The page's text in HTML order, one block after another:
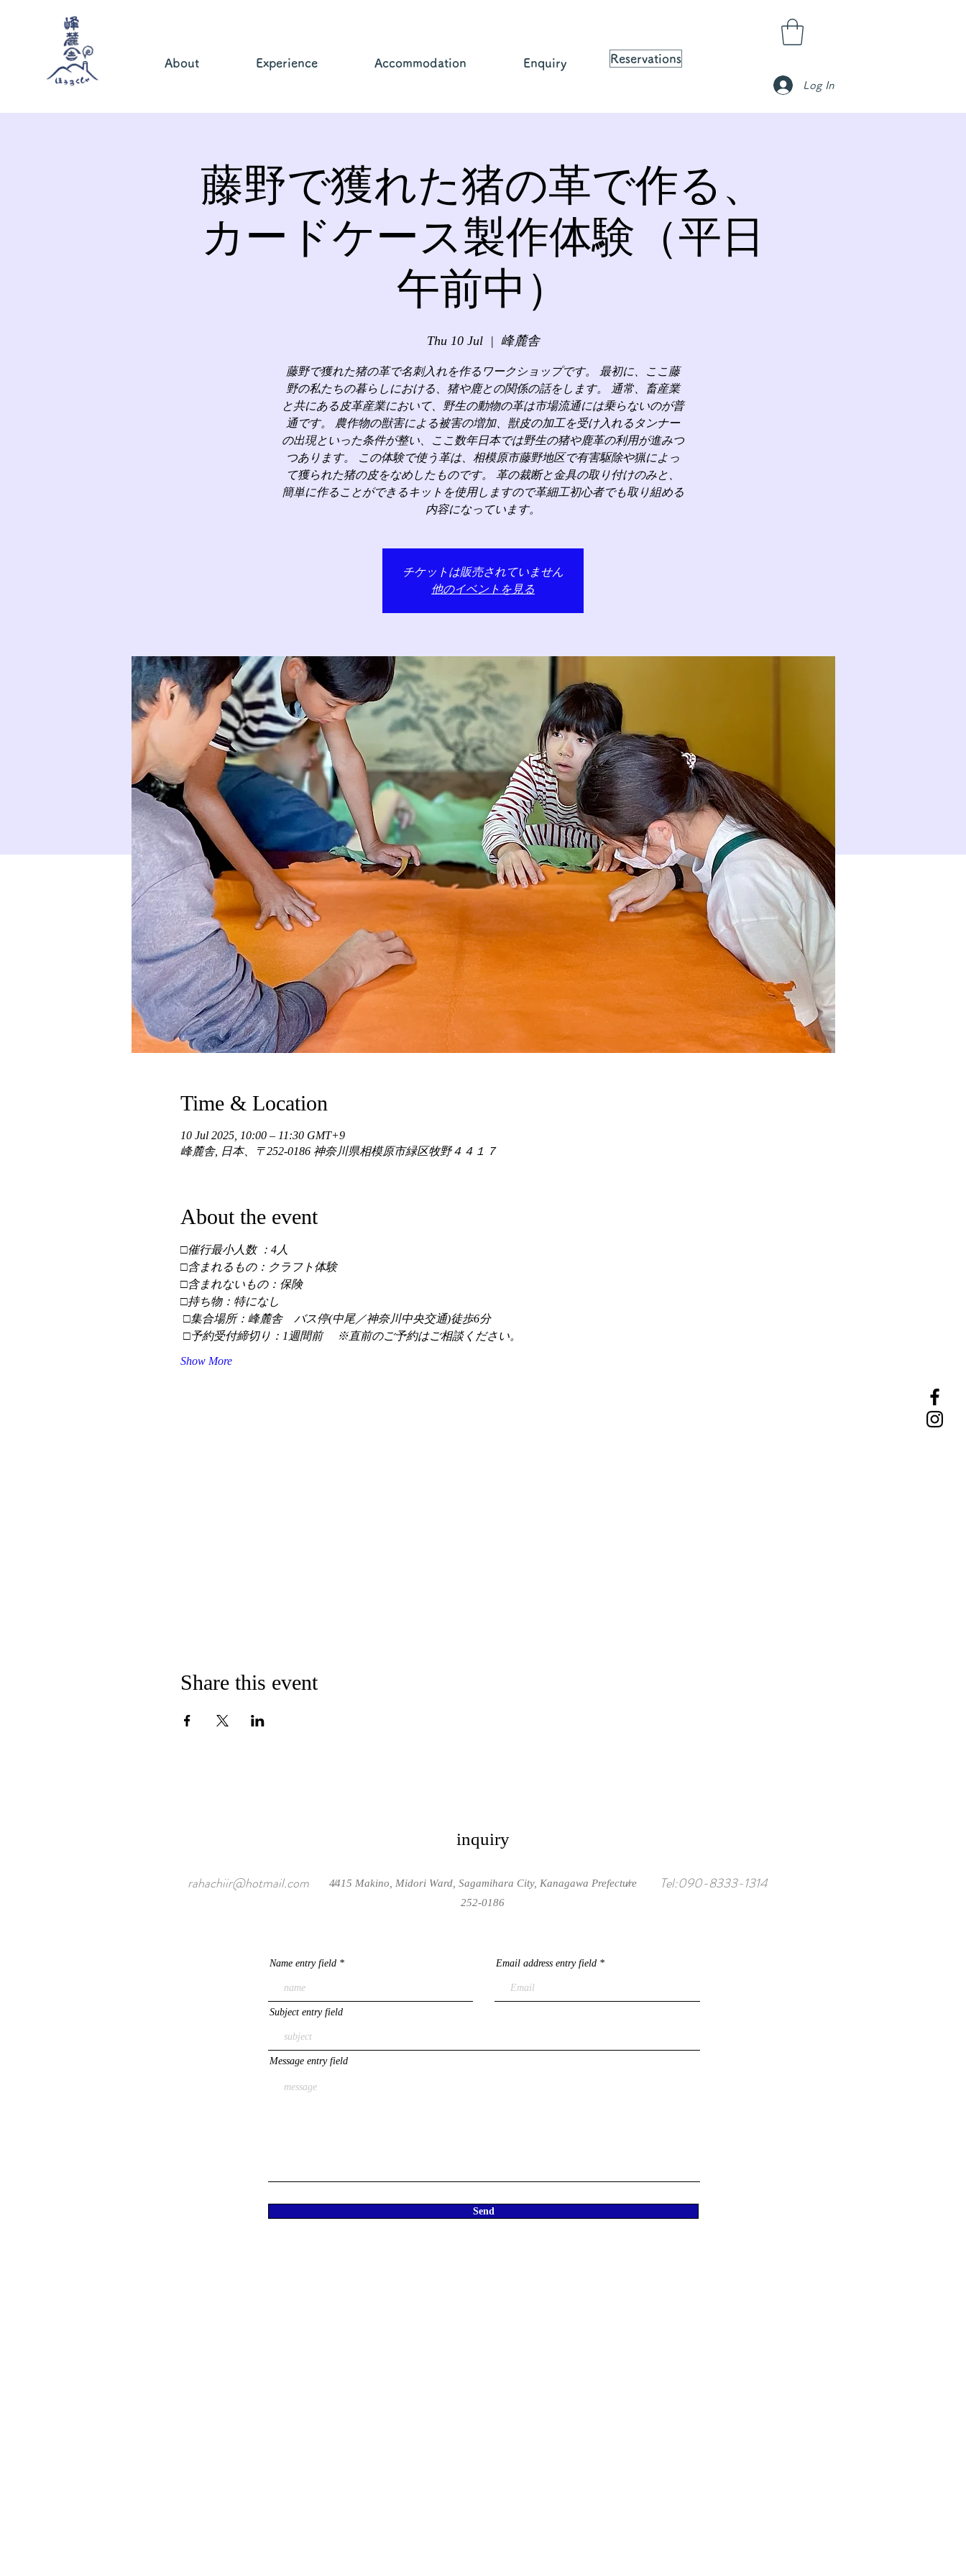
About Experience Accommodation Enquiry Reservations
Log In
藤野で獲れた猪の革で作る、
カードケース製作体験（平日
午前中）
Thu 10 Jul
  |
峰麓舎
藤野で獲れた猪の革で名刺入れを作るワークショップです。 最初に、ここ藤
野の私たちの暮らしにおける、猪や鹿との関係の話をします。 通常、畜産業
と共にある皮革産業において、野生の動物の革は市場流通には乗らないのが普
通です。 農作物の獣害による被害の増加、獣皮の加工を受け入れるタンナー
の出現といった条件が整い、ここ数年日本では野生の猪や鹿革の利用が進みつ
つあります。 この体験で使う革は、相模原市藤野地区で有害駆除や猟によっ
て獲られた猪の皮をなめしたものです。 革の裁断と金具の取り付けのみと、
簡単に作ることができるキットを使用しますので革細工初心者でも取り組める
内容になっています。
チケットは販売されていません
他のイベントを見る
Time & Location
10 Jul 2025, 10:00 – 11:30 GMT+9
峰麓舎, 日本、〒252-0186 神奈川県相模原市緑区牧野４４１７
About the event
□催行最小人数 ：4人
□含まれるもの：クラフト体験
□含まれないもの：保険
□持ち物：特になし
□集合場所：峰麓舎　バス停(中尾／神奈川中央交通)徒歩6分
□予約受付締切り：1週間前 　※直前のご予約はご相談ください。
Show More
Share this event
inquiry
rahachiir@hotmail.com /
4415 Makino, Midori Ward, Sagamihara City, Kanagawa Prefecture
252-0186
/ Tel:090-8333-1314
Name entry field Email address entry field
Subject entry field
Message entry field
Send